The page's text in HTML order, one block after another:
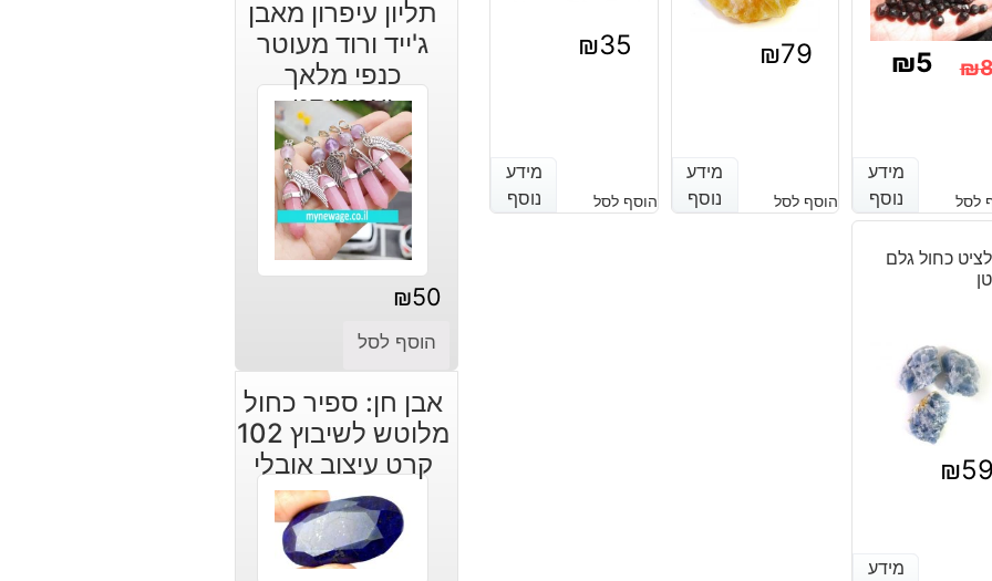
₪
₪5
מידע
נוסף
לסל
מידע
נוסף
₪79
מידע
נוסף
הוסף לסל
מידע
נוסף
₪35
מידע
נוסף
הוסף לסל
מידע
נוסף
כחול גלם
₪59
מידע
מידע
תליון עיפרון מאבן
ג'ייד ורוד מעוטר
כנפי מלאך
ואמטיסט
₪50
הוסף לסל
אבן חן: ספיר כחול
מלוטש לשיבוץ 102
קרט עיצוב אובלי